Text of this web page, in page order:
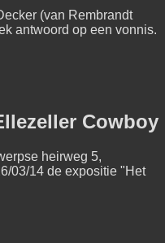
(van Rembrandt
antwoord op een vonnis.
Cowboy
heirweg 5,
03/14 de expositie "Het